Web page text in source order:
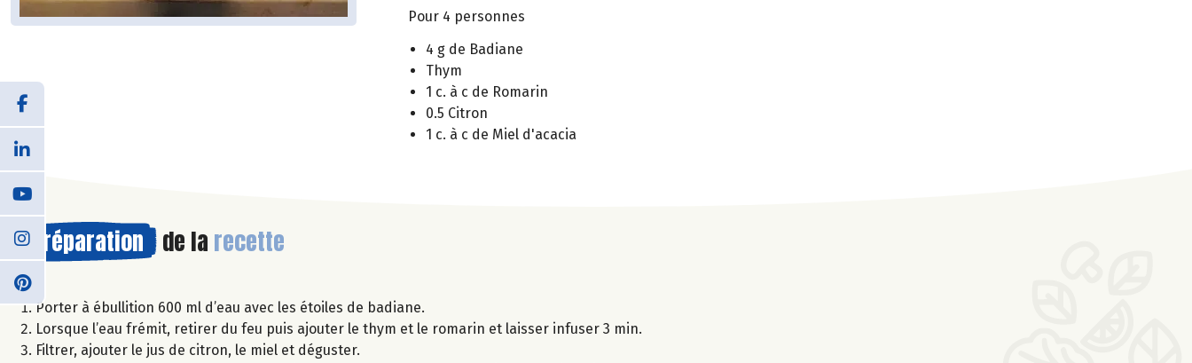
Pour 4 personnes
4 g de Badiane
Thym
1 c. à c de Romarin
0.5 Citron
1 c. à c de Miel d'acacia
Préparation de la recette
Porter à ébullition 600 ml d’eau avec les étoiles de badiane.
Lorsque l’eau frémit, retirer du feu puis ajouter le thym et le romarin et laisser infuser 3 min.
Filtrer, ajouter le jus de citron, le miel et déguster.